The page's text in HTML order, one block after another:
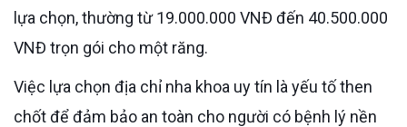
lựa chọn, thường từ 19.000.000 VNĐ đến 40.500.000
VNĐ trọn gói cho một răng.
Việc lựa chọn địa chỉ nha khoa uy tín là yếu tố then
chốt để đảm bảo an toàn cho người có bệnh lý nền